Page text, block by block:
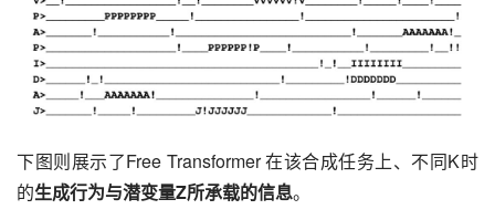
下图则展示了Free Transformer 在该合成任务上、不同K时
的生成行为与潜变量Z所承载的信息。